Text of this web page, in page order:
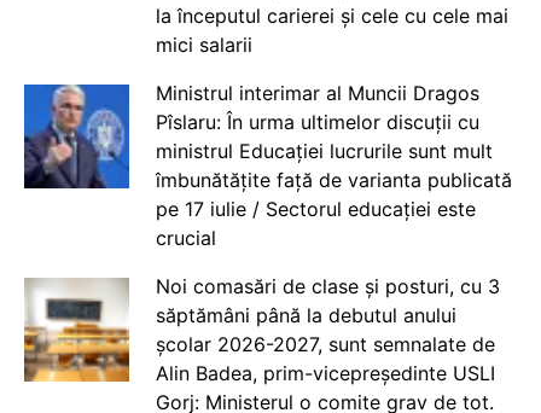
la începutul carierei și cele cu cele mai
mici salarii
Ministrul interimar al Muncii Dragos
Pîslaru: În urma ultimelor discuții cu
ministrul Educației lucrurile sunt mult
îmbunătățite față de varianta publicată
pe 17 iulie / Sectorul educației este
crucial
Noi comasări de clase și posturi, cu 3
săptămâni până la debutul anului
școlar 2026-2027, sunt semnalate de
Alin Badea, prim-vicepreședinte USLI
Gorj: Ministerul o comite grav de tot.